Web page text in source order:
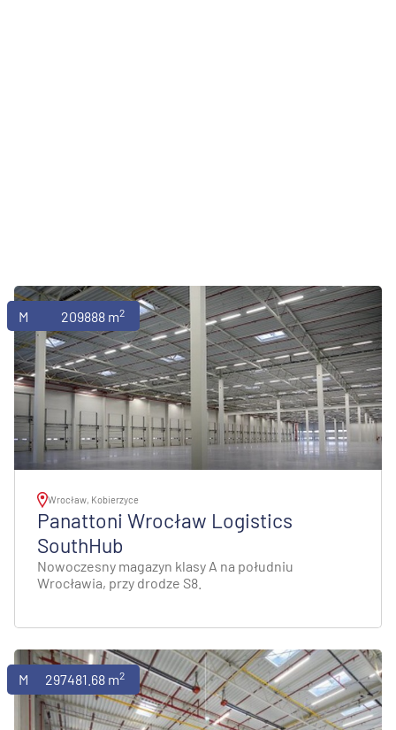
Magazyny209888 m2
Wrocław, Kobierzyce
Panattoni Wrocław Logistics
SouthHub
Nowoczesny magazyn klasy A na południu
Wrocławia, przy drodze S8.
Magazyny
297481.68 m2